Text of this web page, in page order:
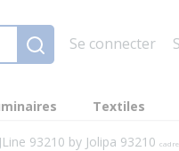
Se connecter
Textiles
93210 by Jolipa 93210